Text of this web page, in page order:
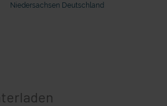
Niedersachsen Deutschland